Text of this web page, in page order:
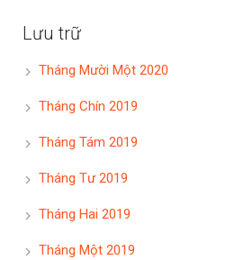
Lưu trữ
Tháng Mười Một 2020
Tháng Chín 2019
Tháng Tám 2019
Tháng Tư 2019
Tháng Hai 2019
Tháng Một 2019